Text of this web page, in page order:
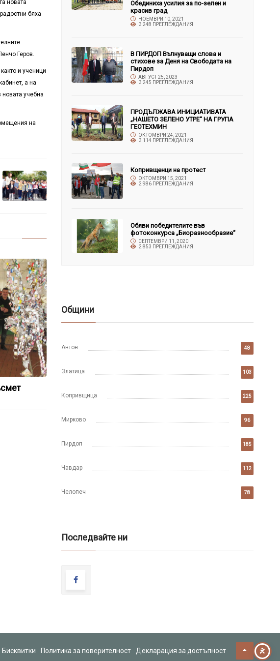
новата
бяха
Геров.
и ученици
а на
учебна
на
Обединиха усилия за по-зелен и
красив град
НОЕМВРИ 10, 2021
3 248 ПРЕГЛЕЖДАНИЯ
В ПИРДОП Вълнуващи слова и
стихове за Деня на Свободата на
Пирдоп
АВГУСТ 25, 2023
3 245 ПРЕГЛЕЖДАНИЯ
ПРОДЪЛЖАВА ИНИЦИАТИВАТА
„НАШЕТО ЗЕЛЕНО УТРЕ“ НА ГРУПА
ГЕОТЕХМИН
ОКТОМВРИ 24, 2021
3 114 ПРЕГЛЕЖДАНИЯ
Копривщенци на протест
ОКТОМВРИ 15, 2021
2 986 ПРЕГЛЕЖДАНИЯ
Обяви победителите във
фотоконкурса „Биоразнообразие“
СЕПТЕМВРИ 11, 2020
2 853 ПРЕГЛЕЖДАНИЯ
Общини
Антон 48
Златица 103
Копривщица 225
Мирково 96
Пирдоп 185
Чавдар 112
Челопеч 78
Последвайте ни
Бисквитки Политика за поверителност Декларация за достъпност